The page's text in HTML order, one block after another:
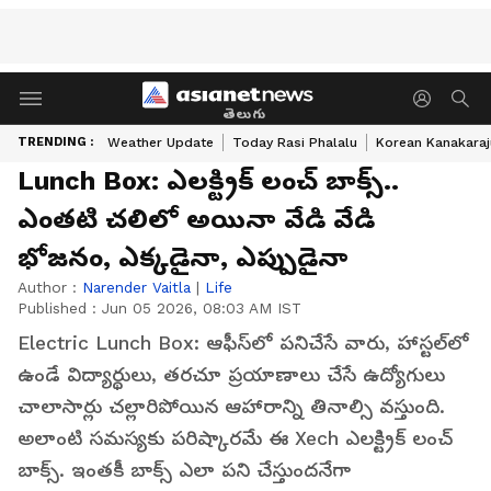
తెలుగు
TRENDING : Weather Update Today Rasi Phalalu Korean
Lunch Box: ఎల‌క్ట్రిక్ లంచ్ బాక్స్‌..
ఎంత‌టి చ‌లిలో అయినా వేడి వేడి
భోజ‌నం, ఎక్క‌డైనా, ఎప్పుడైనా
Author : Narender Vaitla | Life
Published : Jun 05 2026, 08:03 AM IST
Electric Lunch Box: ఆఫీస్‌లో పనిచేసే వారు, హాస్టల్‌లో
ఉండే విద్యార్థులు, తరచూ ప్రయాణాలు చేసే ఉద్యోగులు
చాలాసార్లు చల్లారిపోయిన ఆహారాన్ని తినాల్సి వస్తుంది.
అలాంటి సమస్యకు పరిష్కారమే ఈ Xech ఎల‌క్ట్రిక్ లంచ్
బాక్స్‌. ఇంతకీ బాక్స్ ఎలా పని చేస్తుందనేగా